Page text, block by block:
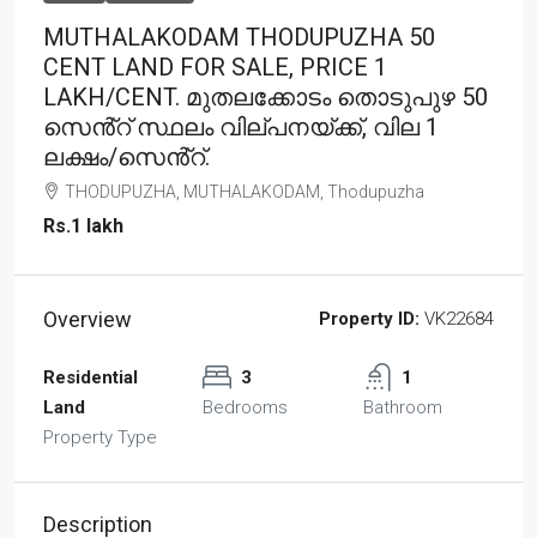
MUTHALAKODAM THODUPUZHA 50
CENT LAND FOR SALE, PRICE 1
LAKH/CENT. മുതലക്കോടം തൊടുപുഴ 50
സെൻ്റ് സ്ഥലം വില്പനയ്ക്ക്, വില 1
ലക്ഷം/സെൻ്റ്.
THODUPUZHA, MUTHALAKODAM, Thodupuzha
Rs.1 lakh
Overview Property ID: VK22684
Residential
Land
Property Type
3
Bedrooms
1
Bathroom
Description